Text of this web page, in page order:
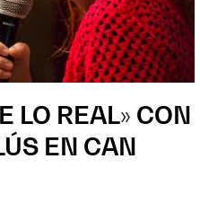
LO REAL» CON
EN CAN